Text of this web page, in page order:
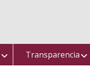
Transparencia